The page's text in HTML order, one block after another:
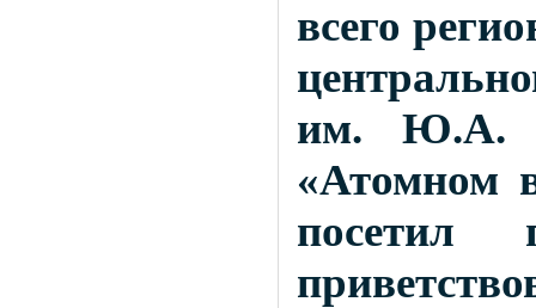
всего
им. Ю.А.
«Атомном
посетил